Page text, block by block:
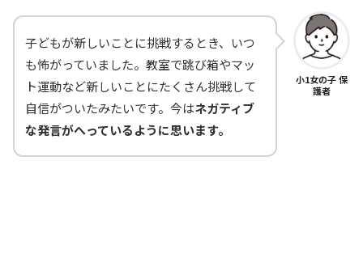
小1女の子 保
護者
子どもが新しいことに挑戦するとき、いつ
も怖がっていました。教室で跳び箱やマッ
ト運動など新しいことにたくさん挑戦して
自信がついたみたいです。今はネガティブ
な発言がへっているように思います。